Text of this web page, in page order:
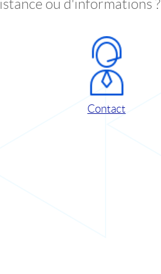
ou d'informations ?
Contact